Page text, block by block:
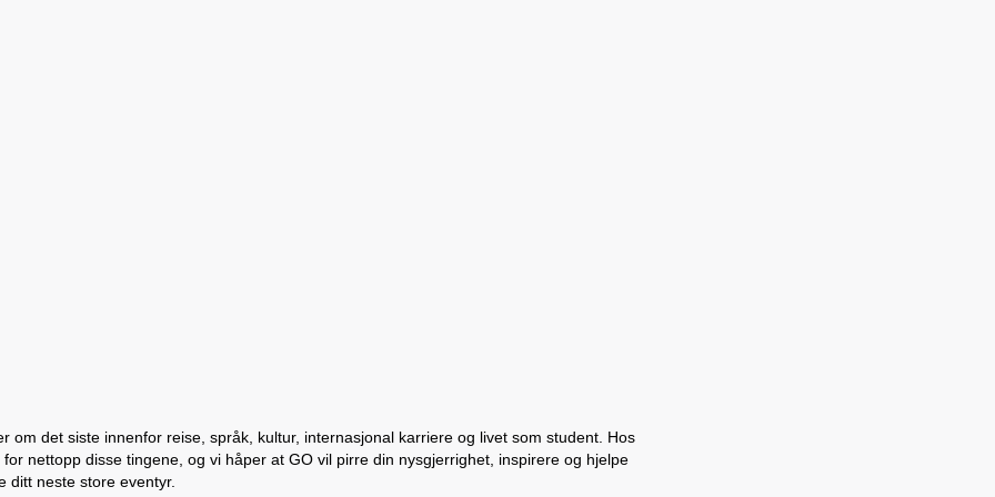
om det siste innenfor reise, språk, kultur, internasjonal karriere og livet som student. Hos
nettopp disse tingene, og vi håper at GO vil pirre din nysgjerrighet, inspirere og hjelpe
ditt neste store eventyr.